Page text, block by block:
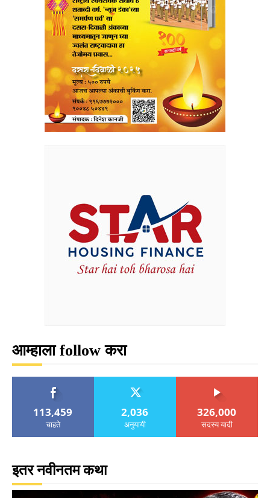
आम्हाला follow करा
113,459
चाहते
2,036
अनुयायी
326,000
सदस्य यादी
इतर नवीनतम कथा